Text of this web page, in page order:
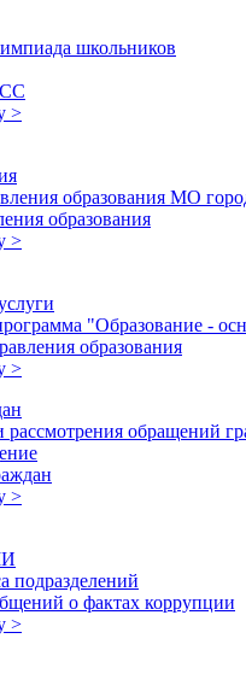
школьников
>
образования МО
образования
>
"Образование -
образования
>
обращений
>
подразделений
о фактах коррупции
>